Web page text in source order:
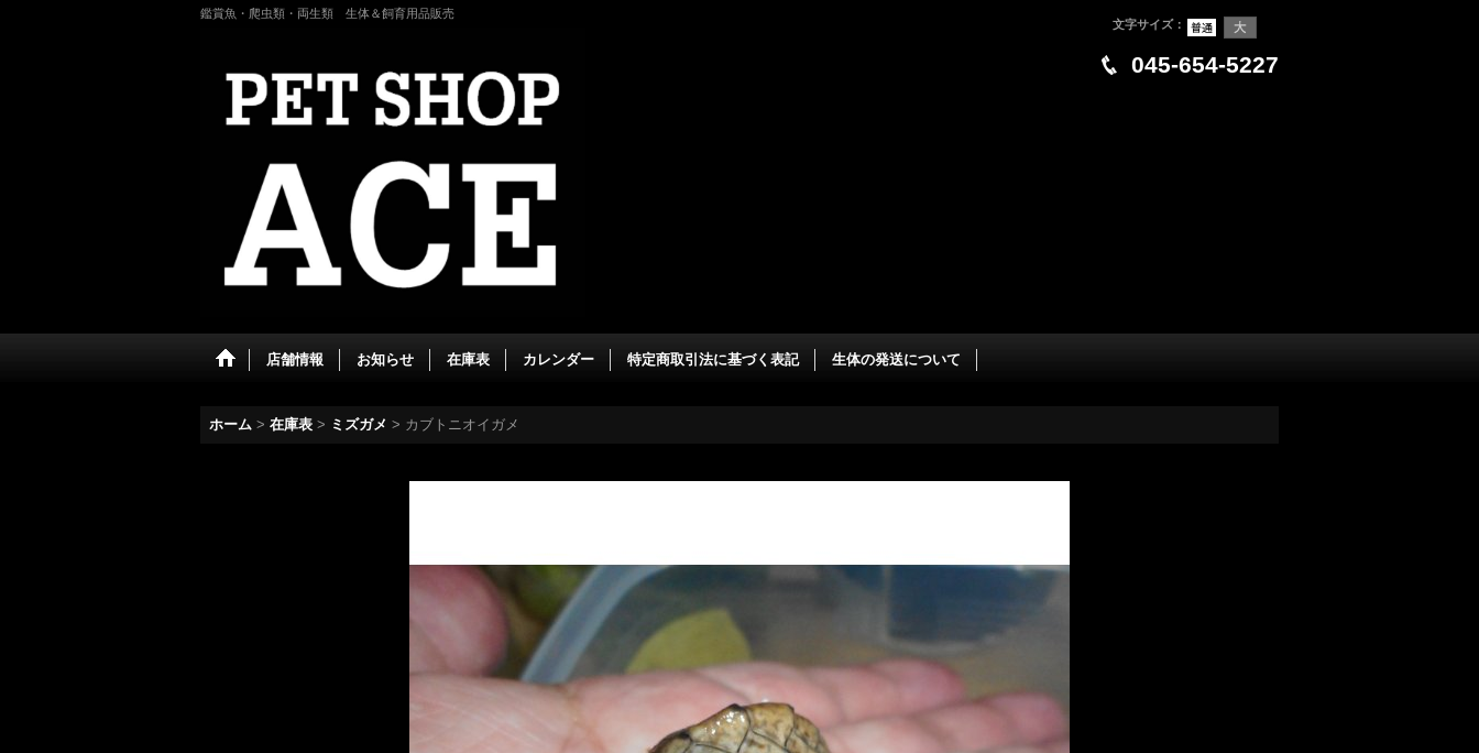
鑑賞魚・爬虫類・両生類 生体＆飼育用品販売
文字サイズ：
045-654-5227
店舗情報 お知らせ 在庫表 カレンダー 特定商取引法に基づく表記 生体の発送について
ホーム > 在庫表 > ミズガメ > カブトニオイガメ